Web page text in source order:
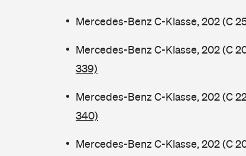
Mercedes-Benz C-Klasse, 202 (C
Mercedes-Benz C-Klasse, 202 (C
339)
Mercedes-Benz C-Klasse, 202 (C
340)
Mercedes-Benz C-Klasse, 202 (C